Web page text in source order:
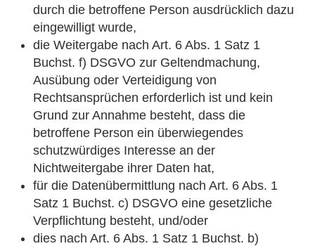
durch die betroffene Person ausdrücklich dazu
eingewilligt wurde,
die Weitergabe nach Art. 6 Abs. 1 Satz 1
Buchst. f) DSGVO zur Geltendmachung,
Ausübung oder Verteidigung von
Rechtsansprüchen erforderlich ist und kein
Grund zur Annahme besteht, dass die
betroffene Person ein überwiegendes
schutzwürdiges Interesse an der
Nichtweitergabe ihrer Daten hat,
für die Datenübermittlung nach Art. 6 Abs. 1
Satz 1 Buchst. c) DSGVO eine gesetzliche
Verpflichtung besteht, und/oder
dies nach Art. 6 Abs. 1 Satz 1 Buchst. b)